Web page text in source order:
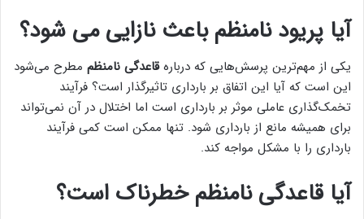
آیا پریود نامنظم باعث نازایی می شود؟
یکی از مهم‌ترین پرسش‌هایی که دربارهقاعدگی نامنظم مطرح می‌شود
این است که آیا این اتفاق بر بارداری تاثیرگذار است؟ فرآیند
تخمک‌گذاری عاملی موثر بر بارداری است اما اختلال در آن نمی‌تواند
برای همیشه مانع از بارداری شود. تنها ممکن است کمی فرآیند
بارداری را با مشکل مواجه کند.
آیا قاعدگی نامنظم خطرناک است؟